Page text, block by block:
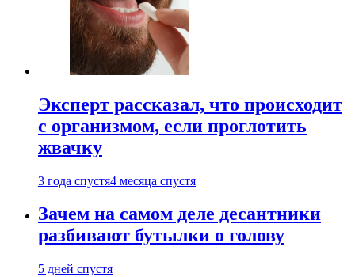
Эксперт рассказал, что происходит
с организмом, если проглотить
жвачку
3 года спустя4 месяца спустя
Зачем на самом деле десантники
разбивают бутылки о голову
5 дней спустя